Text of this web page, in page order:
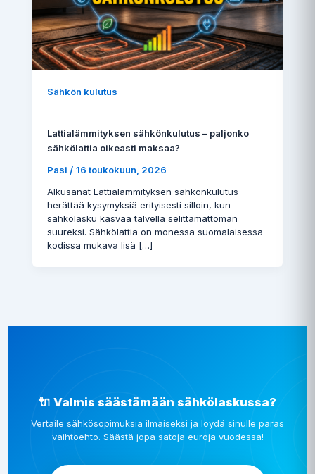
Sähkön kulutus
Lattialämmityksen sähkönkulutus – paljonko
sähkölattia oikeasti maksaa?
Pasi / 16 toukokuun, 2026
Alkusanat Lattialämmityksen sähkönkulutus
herättää kysymyksiä erityisesti silloin, kun
sähkölasku kasvaa talvella selittämättömän
suureksi. Sähkölattia on monessa suomalaisessa
kodissa mukava lisä […]
🔌 Valmis säästämään sähkölaskussa?
Vertaile sähkösopimuksia ilmaiseksi ja löydä sinulle paras
vaihtoehto. Säästä jopa satoja euroja vuodessa!